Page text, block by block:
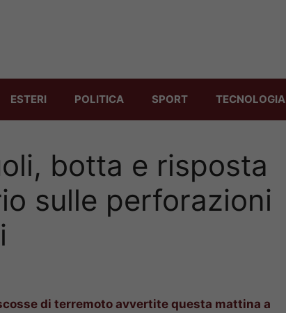
ESTERI POLITICA SPORT TECNOLOGIA
botta e risposta
sulle perforazioni
di terremoto avvertite questa mattina a